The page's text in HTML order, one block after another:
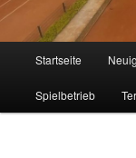
Startseite
Spielbetrieb